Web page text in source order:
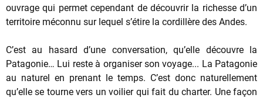
ouvrage qui permet cependant de découvrir la richesse d’un
territoire méconnu sur lequel s’étire la cordillère des Andes.
C’est au hasard d’une conversation, qu’elle découvre la
Patagonie… Lui reste à organiser son voyage... La Patagonie
au naturel en prenant le temps. C’est donc naturellement
qu’elle se tourne vers un voilier qui fait du charter. Une façon